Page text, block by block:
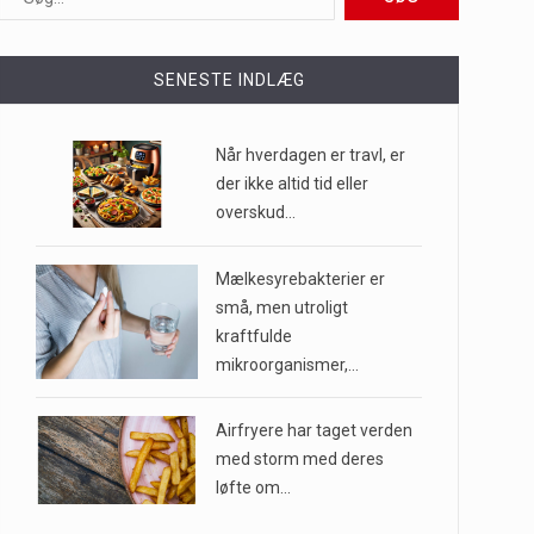
af mennesker…
til…
SENESTE INDLÆG
Når hverdagen er travl, er
der ikke altid tid eller
overskud…
Mælkesyrebakterier er
små, men utroligt
kraftfulde
mikroorganismer,…
Airfryere har taget verden
med storm med deres
løfte om…